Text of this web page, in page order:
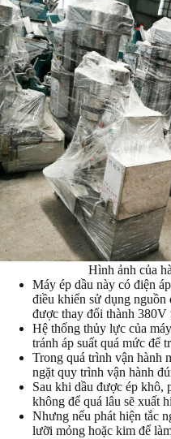
Hình ảnh của
Máy ép dầu này có điện
điều khiển sử dụng nguồn
được thay đổi thành 380V
Hệ thống thủy lực của
tránh áp suất quá mức để
Trong quá trình vận hành
ngặt quy trình vận hành
Sau khi dầu được ép khô,
không để quá lâu sẽ xuất
Nhưng nếu phát hiện tắc
lưỡi mỏng hoặc kim để